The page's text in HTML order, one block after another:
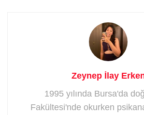
Zeynep İlay
1995 yılında Bursa'da
Fakültesi'nde okurken